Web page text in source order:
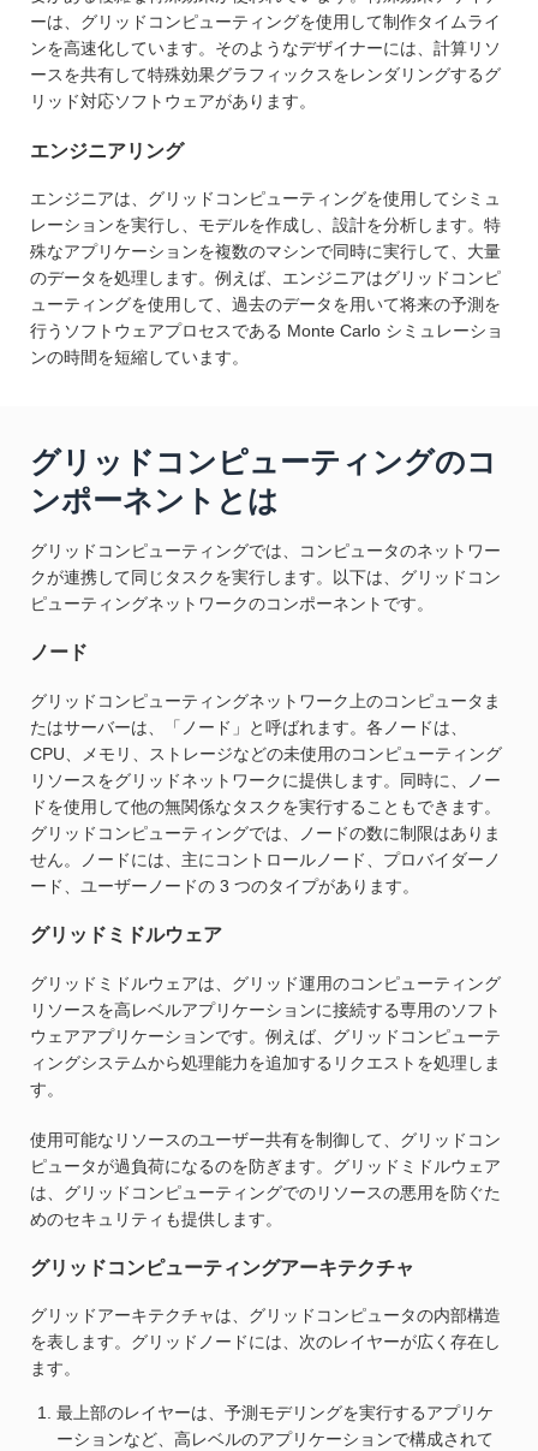
ーは、グリッドコンピューティングを使用して制作タイムライ
ンを高速化しています。そのようなデザイナーには、計算リソ
ースを共有して特殊効果グラフィックスをレンダリングするグ
リッド対応ソフトウェアがあります。
エンジニアリング
エンジニアは、グリッドコンピューティングを使用してシミュ
レーションを実行し、モデルを作成し、設計を分析します。特
殊なアプリケーションを複数のマシンで同時に実行して、大量
のデータを処理します。例えば、エンジニアはグリッドコンピ
ューティングを使用して、過去のデータを用いて将来の予測を
行うソフトウェアプロセスである Monte Carlo シミュレーショ
ンの時間を短縮しています。
グリッドコンピューティングのコ
ンポーネントとは
グリッドコンピューティングでは、コンピュータのネットワー
クが連携して同じタスクを実行します。以下は、グリッドコン
ピューティングネットワークのコンポーネントです。
ノード
グリッドコンピューティングネットワーク上のコンピュータま
たはサーバーは、「ノード」と呼ばれます。各ノードは、
CPU、メモリ、ストレージなどの未使用のコンピューティング
リソースをグリッドネットワークに提供します。同時に、ノー
ドを使用して他の無関係なタスクを実行することもできます。
グリッドコンピューティングでは、ノードの数に制限はありま
せん。ノードには、主にコントロールノード、プロバイダーノ
ード、ユーザーノードの 3 つのタイプがあります。
グリッドミドルウェア
グリッドミドルウェアは、グリッド運用のコンピューティング
リソースを高レベルアプリケーションに接続する専用のソフト
ウェアアプリケーションです。例えば、グリッドコンピューテ
ィングシステムから処理能力を追加するリクエストを処理しま
す。
使用可能なリソースのユーザー共有を制御して、グリッドコン
ピュータが過負荷になるのを防ぎます。グリッドミドルウェア
は、グリッドコンピューティングでのリソースの悪用を防ぐた
めのセキュリティも提供します。
グリッドコンピューティングアーキテクチャ
グリッドアーキテクチャは、グリッドコンピュータの内部構造
を表します。グリッドノードには、次のレイヤーが広く存在し
ます。
最上部のレイヤーは、予測モデリングを実行するアプリケ
ーションなど、高レベルのアプリケーションで構成されて